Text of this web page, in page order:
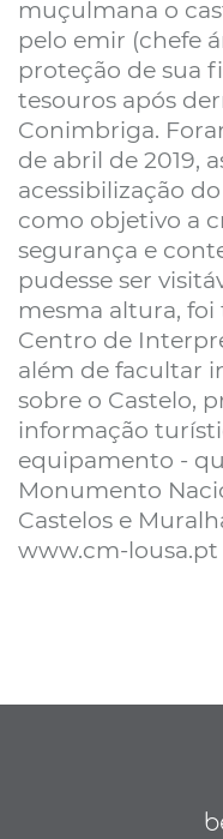
muçulmana o
pelo emir (chefe
proteção de sua
tesouros após
Conimbriga.
de abril de 2019,
acessibilização
como objetivo a
segurança e
pudesse ser
mesma altura,
Centro de
além de facultar
sobre o Castelo,
informação
equipamento -
Monumento
Castelos e
www.cm-lousa.pt